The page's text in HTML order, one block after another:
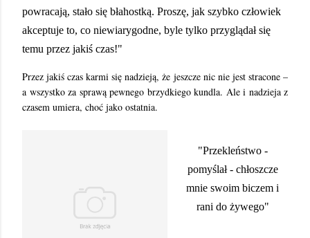
powracają, stało się błahostką. Proszę, jak szybko człowiek
akceptuje to, co niewiarygodne, byle tylko przyglądał się
temu przez jakiś czas!"
Przez jakiś czas karmi się nadzieją, że jeszcze nic nie jest stracone –
a wszystko za sprawą pewnego brzydkiego kundla. Ale i nadzieja z
czasem umiera, choć jako ostatnia.
"Przekleństwo -
pomyślał - chłoszcze
mnie swoim biczem i
rani do żywego"